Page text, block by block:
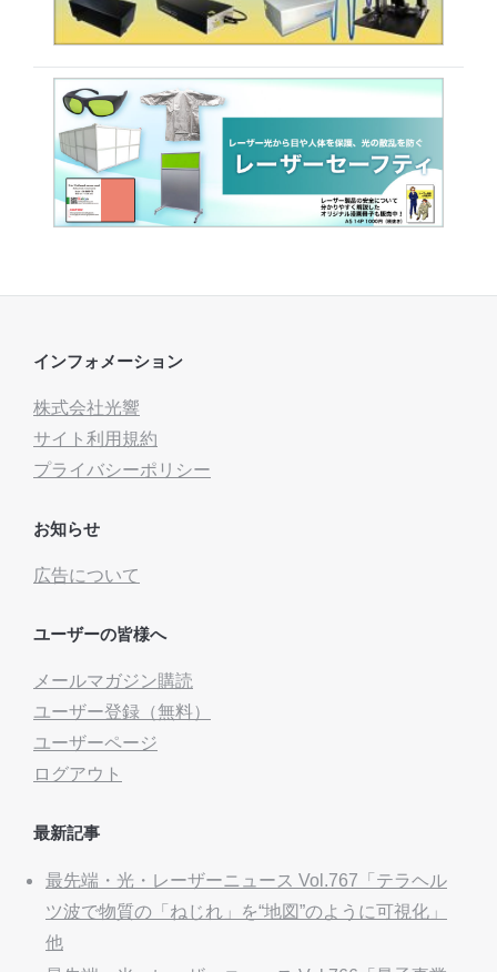
インフォメーション
株式会社光響
サイト利用規約
プライバシーポリシー
お知らせ
広告について
ユーザーの皆様へ
メールマガジン購読
ユーザー登録（無料）
ユーザーページ
ログアウト
最新記事
最先端・光・レーザーニュース Vol.767「テラヘル
ツ波で物質の「ねじれ」を“地図”のように可視化」
他